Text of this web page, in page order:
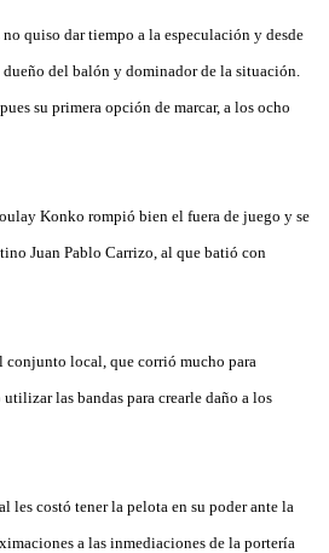
quiso dar tiempo a la especulación y desde
del balón y dominador de la situación.
su primera opción de marcar, a los ocho
Konko rompió bien el fuera de juego y se
Juan Pablo Carrizo, al que batió con
local, que corrió mucho para
las bandas para crearle daño a los
les costó tener la pelota en su poder ante la
a las inmediaciones de la portería